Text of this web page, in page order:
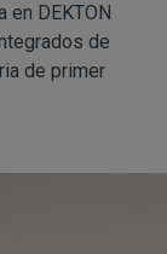
en DEKTON
de
de primer